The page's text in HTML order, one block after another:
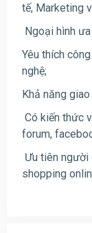
tế, Marketing
Ngoại hình
Yêu thích
nghệ;
Khả năng
Có kiến thức
forum,
Ưu tiên
shopping